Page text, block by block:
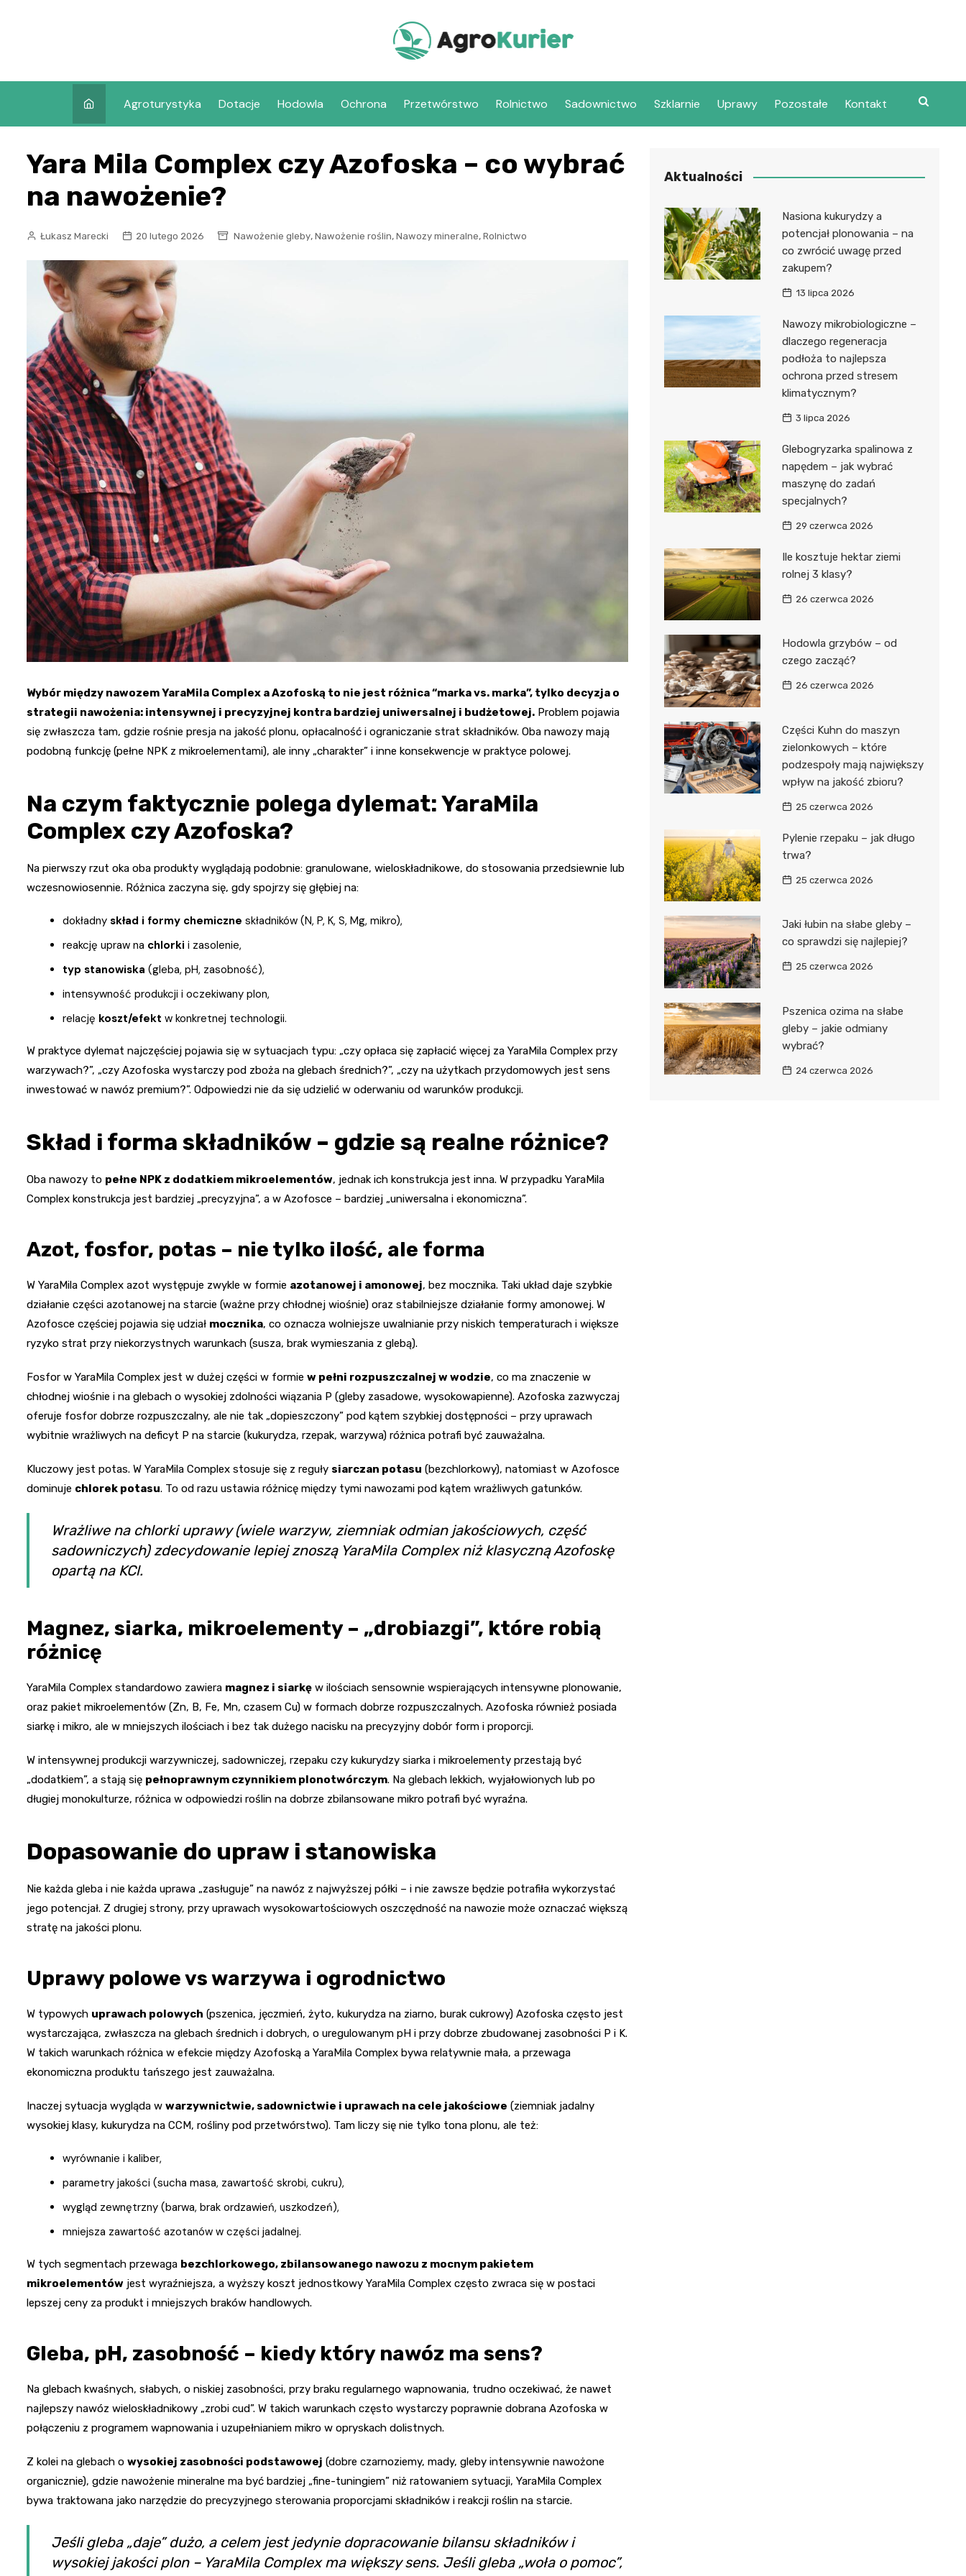
Agroturystyka Dotacje Hodowla Ochrona Przetwórstwo Rolnictwo Sadownictwo Szklarnie Uprawy Pozostałe Kontakt
Yara Mila Complex czy Azofoska – co wybrać
na nawożenie?
Łukasz Marecki 20 lutego 2026 Nawożenie gleby, Nawożenie roślin, Nawozy mineralne, Rolnictwo
Wybór między nawozem YaraMila Complex a Azofoską to nie jest różnica “marka vs. marka”, tylko decyzja o
strategii nawożenia: intensywnej i precyzyjnej kontra bardziej uniwersalnej i budżetowej. Problem pojawia
się zwłaszcza tam, gdzie rośnie presja na jakość plonu, opłacalność i ograniczanie strat składników. Oba nawozy mają
podobną funkcję (pełne NPK z mikroelementami), ale inny „charakter” i inne konsekwencje w praktyce polowej.
Na czym faktycznie polega dylemat: YaraMila
Complex czy Azofoska?
Na pierwszy rzut oka oba produkty wyglądają podobnie: granulowane, wieloskładnikowe, do stosowania przedsiewnie lub
wczesnowiosennie. Różnica zaczyna się, gdy spojrzy się głębiej na:
dokładny skład i formy chemiczne składników (N, P, K, S, Mg, mikro),
reakcję upraw na chlorki i zasolenie,
typ stanowiska (gleba, pH, zasobność),
intensywność produkcji i oczekiwany plon,
relację koszt/efekt w konkretnej technologii.
W praktyce dylemat najczęściej pojawia się w sytuacjach typu: „czy opłaca się zapłacić więcej za YaraMila Complex przy
warzywach?”, „czy Azofoska wystarczy pod zboża na glebach średnich?”, „czy na użytkach przydomowych jest sens
inwestować w nawóz premium?”. Odpowiedzi nie da się udzielić w oderwaniu od warunków produkcji.
Skład i forma składników – gdzie są realne różnice?
Oba nawozy to pełne NPK z dodatkiem mikroelementów, jednak ich konstrukcja jest inna. W przypadku YaraMila
Complex konstrukcja jest bardziej „precyzyjna”, a w Azofosce – bardziej „uniwersalna i ekonomiczna”.
Azot, fosfor, potas – nie tylko ilość, ale forma
W YaraMila Complex azot występuje zwykle w formie azotanowej i amonowej, bez mocznika. Taki układ daje szybkie
działanie części azotanowej na starcie (ważne przy chłodnej wiośnie) oraz stabilniejsze działanie formy amonowej. W
Azofosce częściej pojawia się udział mocznika, co oznacza wolniejsze uwalnianie przy niskich temperaturach i większe
ryzyko strat przy niekorzystnych warunkach (susza, brak wymieszania z glebą).
Fosfor w YaraMila Complex jest w dużej części w formie w pełni rozpuszczalnej w wodzie, co ma znaczenie w
chłodnej wiośnie i na glebach o wysokiej zdolności wiązania P (gleby zasadowe, wysokowapienne). Azofoska zazwyczaj
oferuje fosfor dobrze rozpuszczalny, ale nie tak „dopieszczony” pod kątem szybkiej dostępności – przy uprawach
wybitnie wrażliwych na deficyt P na starcie (kukurydza, rzepak, warzywa) różnica potrafi być zauważalna.
Kluczowy jest potas. W YaraMila Complex stosuje się z reguły siarczan potasu (bezchlorkowy), natomiast w Azofosce
dominuje chlorek potasu. To od razu ustawia różnicę między tymi nawozami pod kątem wrażliwych gatunków.
Wrażliwe na chlorki uprawy (wiele warzyw, ziemniak odmian jakościowych, część
sadowniczych) zdecydowanie lepiej znoszą YaraMila Complex niż klasyczną Azofoskę
opartą na KCl.
Magnez, siarka, mikroelementy – „drobiazgi”, które robią
różnicę
YaraMila Complex standardowo zawiera magnez i siarkę w ilościach sensownie wspierających intensywne plonowanie,
oraz pakiet mikroelementów (Zn, B, Fe, Mn, czasem Cu) w formach dobrze rozpuszczalnych. Azofoska również posiada
siarkę i mikro, ale w mniejszych ilościach i bez tak dużego nacisku na precyzyjny dobór form i proporcji.
W intensywnej produkcji warzywniczej, sadowniczej, rzepaku czy kukurydzy siarka i mikroelementy przestają być
„dodatkiem”, a stają się pełnoprawnym czynnikiem plonotwórczym. Na glebach lekkich, wyjałowionych lub po
długiej monokulturze, różnica w odpowiedzi roślin na dobrze zbilansowane mikro potrafi być wyraźna.
Dopasowanie do upraw i stanowiska
Nie każda gleba i nie każda uprawa „zasługuje” na nawóz z najwyższej półki – i nie zawsze będzie potrafiła wykorzystać
jego potencjał. Z drugiej strony, przy uprawach wysokowartościowych oszczędność na nawozie może oznaczać większą
stratę na jakości plonu.
Uprawy polowe vs warzywa i ogrodnictwo
W typowych uprawach polowych (pszenica, jęczmień, żyto, kukurydza na ziarno, burak cukrowy) Azofoska często jest
wystarczająca, zwłaszcza na glebach średnich i dobrych, o uregulowanym pH i przy dobrze zbudowanej zasobności P i K.
W takich warunkach różnica w efekcie między Azofoską a YaraMila Complex bywa relatywnie mała, a przewaga
ekonomiczna produktu tańszego jest zauważalna.
Inaczej sytuacja wygląda w warzywnictwie, sadownictwie i uprawach na cele jakościowe (ziemniak jadalny
wysokiej klasy, kukurydza na CCM, rośliny pod przetwórstwo). Tam liczy się nie tylko tona plonu, ale też:
wyrównanie i kaliber,
parametry jakości (sucha masa, zawartość skrobi, cukru),
wygląd zewnętrzny (barwa, brak ordzawień, uszkodzeń),
mniejsza zawartość azotanów w części jadalnej.
W tych segmentach przewaga bezchlorkowego, zbilansowanego nawozu z mocnym pakietem
mikroelementów jest wyraźniejsza, a wyższy koszt jednostkowy YaraMila Complex często zwraca się w postaci
lepszej ceny za produkt i mniejszych braków handlowych.
Gleba, pH, zasobność – kiedy który nawóz ma sens?
Na glebach kwaśnych, słabych, o niskiej zasobności, przy braku regularnego wapnowania, trudno oczekiwać, że nawet
najlepszy nawóz wieloskładnikowy „zrobi cud”. W takich warunkach często wystarczy poprawnie dobrana Azofoska w
połączeniu z programem wapnowania i uzupełnianiem mikro w opryskach dolistnych.
Z kolei na glebach o wysokiej zasobności podstawowej (dobre czarnoziemy, mady, gleby intensywnie nawożone
organicznie), gdzie nawożenie mineralne ma być bardziej „fine-tuningiem” niż ratowaniem sytuacji, YaraMila Complex
bywa traktowana jako narzędzie do precyzyjnego sterowania proporcjami składników i reakcji roślin na starcie.
Jeśli gleba „daje” dużo, a celem jest jedynie dopracowanie bilansu składników i
wysokiej jakości plon – YaraMila Complex ma większy sens. Jeśli gleba „woła o pomoc”,
Aktualności
Nasiona kukurydzy a
potencjał plonowania – na
co zwrócić uwagę przed
zakupem?
13 lipca 2026
Nawozy mikrobiologiczne –
dlaczego regeneracja
podłoża to najlepsza
ochrona przed stresem
klimatycznym?
3 lipca 2026
Glebogryzarka spalinowa z
napędem – jak wybrać
maszynę do zadań
specjalnych?
29 czerwca 2026
Ile kosztuje hektar ziemi
rolnej 3 klasy?
26 czerwca 2026
Hodowla grzybów – od
czego zacząć?
26 czerwca 2026
Części Kuhn do maszyn
zielonkowych – które
podzespoły mają największy
wpływ na jakość zbioru?
25 czerwca 2026
Pylenie rzepaku – jak długo
trwa?
25 czerwca 2026
Jaki łubin na słabe gleby –
co sprawdzi się najlepiej?
25 czerwca 2026
Pszenica ozima na słabe
gleby – jakie odmiany
wybrać?
24 czerwca 2026